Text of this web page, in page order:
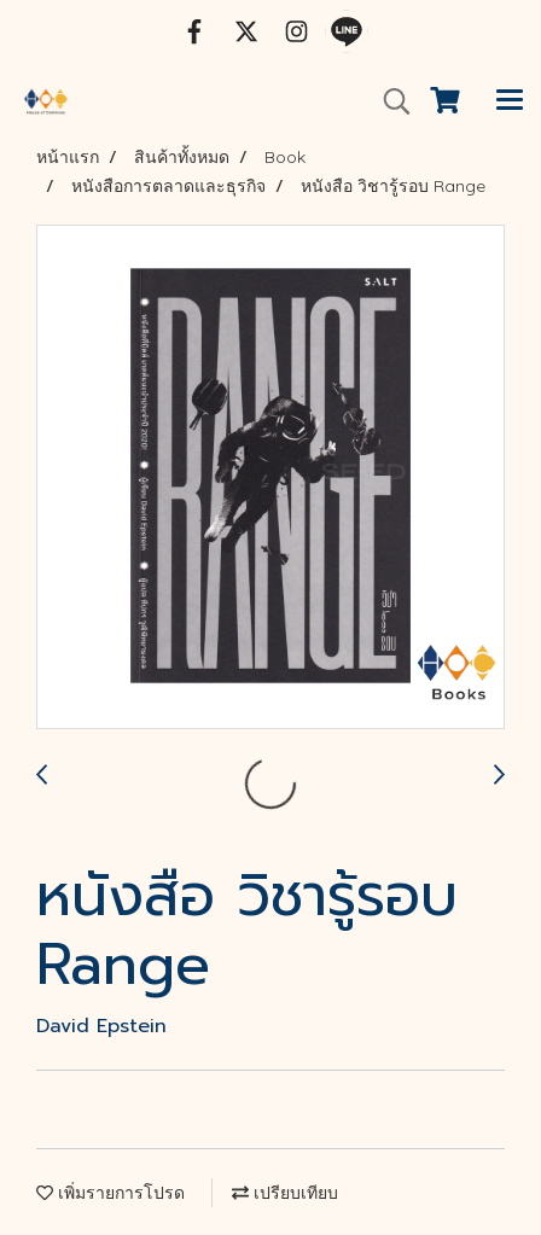
หน้าแรก สินค้าทั้งหมด
Book
หนังสือการตลาดและธุรกิจ
หนังสือ วิชารู้รอบ Range
หนังสือ วิชารู้รอบ
Range
David Epstein
เพิ่มรายการโปรด เปรียบเทียบ